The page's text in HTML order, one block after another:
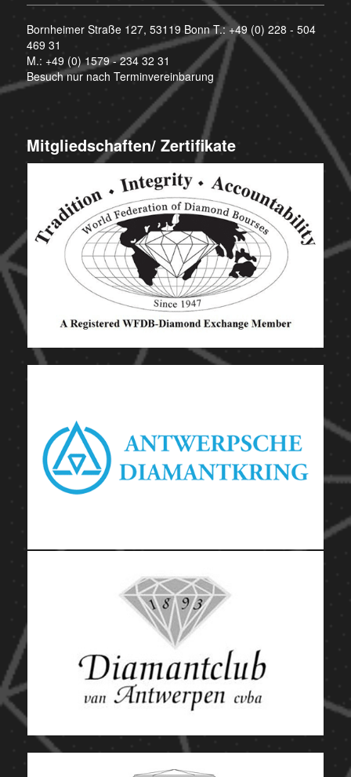
Bornheimer Straße 127, 53119 Bonn T.:+49 (0) 228 - 504
469 31
M.: +49 (0) 1579 - 234 32 31
Besuch nur nach Terminvereinbarung
Mitgliedschaften/ Zertifikate